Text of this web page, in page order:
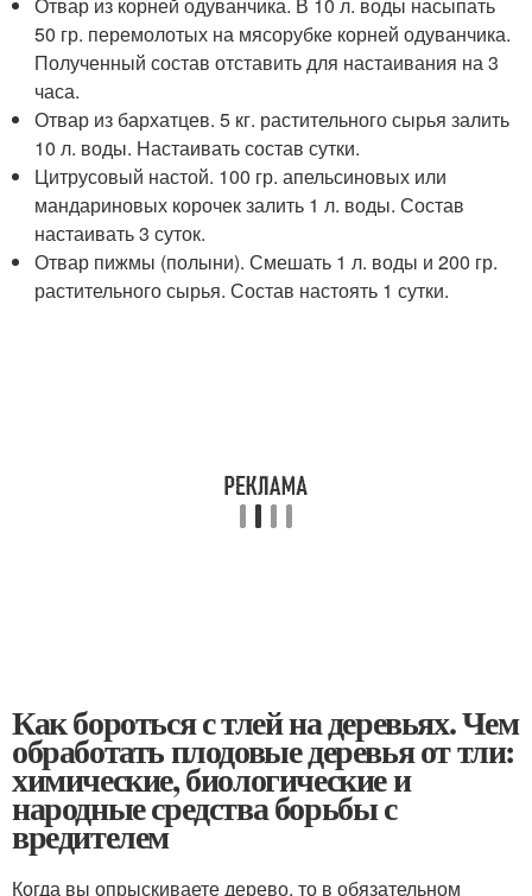
50 гр. перемолотых на мясорубке корней одуванчика.
Полученный состав отставить для настаивания на 3
часа.
Отвар из бархатцев. 5 кг. растительного сырья залить
10 л. воды. Настаивать состав сутки.
Цитрусовый настой. 100 гр. апельсиновых или
мандариновых корочек залить 1 л. воды. Состав
настаивать 3 суток.
Отвар пижмы (полыни). Смешать 1 л. воды и 200 гр.
растительного сырья. Состав настоять 1 сутки.
Как бороться с тлей на деревьях. Чем
обработать плодовые деревья от тли:
химические, биологические и
народные средства борьбы с
вредителем
Когда вы опрыскиваете дерево, то в обязательном